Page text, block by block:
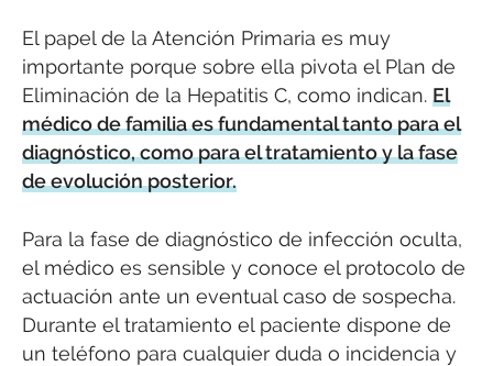
El papel de la Atención Primaria es muy
importante porque sobre ella pivota el Plan de
Eliminación de la Hepatitis C, como indican. El
médico de familia es fundamental tanto para el
diagnóstico, como para el tratamiento y la fase
de evolución posterior.
Para la fase de diagnóstico de infección oculta,
el médico es sensible y conoce el protocolo de
actuación ante un eventual caso de sospecha.
Durante el tratamiento el paciente dispone de
un teléfono para cualquier duda o incidencia y